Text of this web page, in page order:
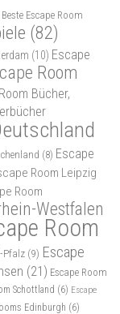
Beste Escape Room
(82)
(10) Escape
Room
Bücher,
(8) Escape
Room Leipzig
Room
Westfalen
Room
Pfalz (9) Escape
(21) Escape Room
Schottland (6) Escape
Edinburgh (6)